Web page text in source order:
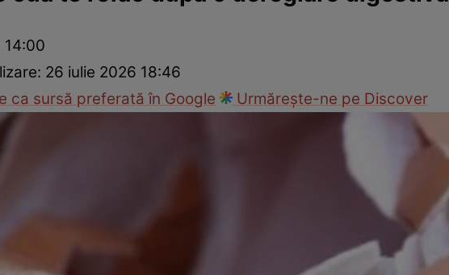
Medicii răspund
14:00
26 iulie 2026 18:46
ca sursă preferată în Google
Urmărește-ne pe Discover